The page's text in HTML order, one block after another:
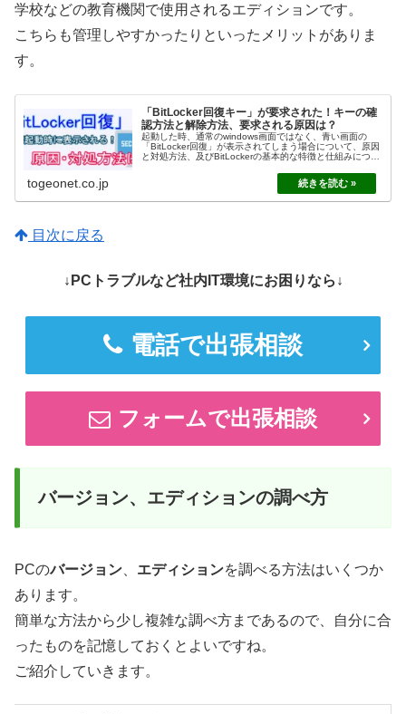
学校などの教育機関で使用されるエディションです。
こちらも管理しやすかったりといったメリットがありま
す。
「BitLocker回復キー」が要求された！キーの確
認方法と解除方法、要求される原因は？
起動した時、通常のwindows画面ではなく、青い画面の
「BitLocker回復」が表示されてしまう場合について、原因
と対処方法、及びBitLockerの基本的な特徴と仕組みについ
togeonet.co.jp
目次に戻る
↓PCトラブルなど社内IT環境にお困りなら↓
電話で出張相談
フォームで出張相談
バージョン、エディションの調べ方
PCのバージョン エディションを調べる方法はいくつか
あります。
簡単な方法から少し複雑な調べ方まであるので、自分に合
ったものを記憶しておくとよいですね。
ご紹介していきます。